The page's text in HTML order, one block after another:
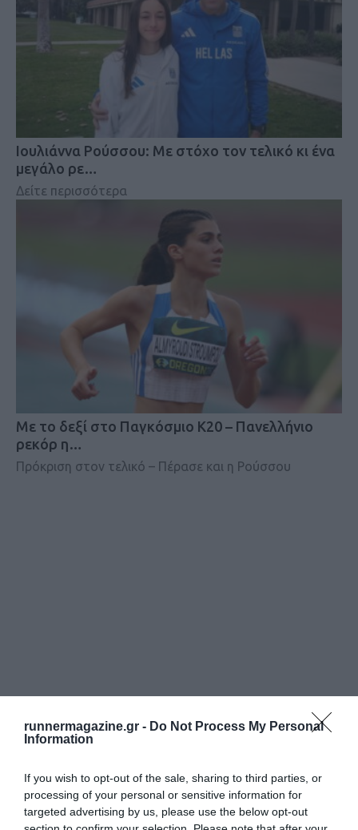
runnermagazine.gr - Do Not Process My Personal
Information
If you wish to opt-out of the sale, sharing to third parties, or
processing of your personal or sensitive information for
targeted advertising by us, please use the below opt-out
Iουλιάννα Ρούσσου: Με στόχο τον τελικό κι ένα
μεγάλο ρε…
Δείτε περισσότερα
Mε το δεξί στο Παγκόσμιο Κ20 – Πανελλήνιο
ρεκόρ η…
Πρόκριση στον τελικό – Πέρασε και η Ρούσσου